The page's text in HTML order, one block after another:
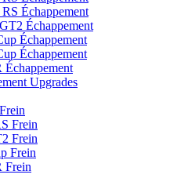
Échappement
Échappement
Échappement
Échappement
Échappement
Upgrades
Frein
Frein
Frein
Frein